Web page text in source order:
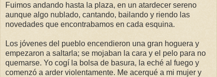
Fuimos andando hasta la plaza, en un atardecer sereno
aunque algo nublado, cantando, bailando y riendo las
novedades que encontrabamos en cada esquina.
Los jóvenes del pueblo encendieron una gran hoguera y
empezaron a saltarla; se mojaban la cara y el pelo para no
quemarse. Yo cogí la bolsa de basura, la eché al fuego y
comenzó a arder violentamente. Me acerqué a mi mujer y